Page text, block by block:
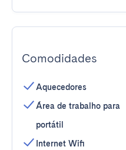
Comodidades
Aquecedores
Área de trabalho para
portátil
Internet Wifi